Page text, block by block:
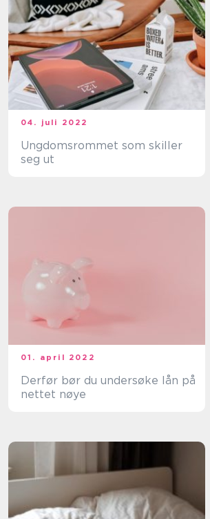
04. juli 2022
Ungdomsrommet som skiller
seg ut
01. april 2022
Derfør bør du undersøke lån på
nettet nøye